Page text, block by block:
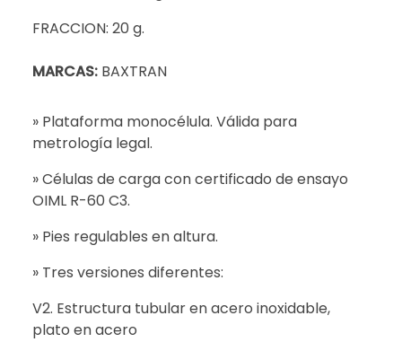
FRACCION: 20 g.
MARCAS: BAXTRAN
» Plataforma monocélula. Válida para
metrología legal.
» Células de carga con certificado de ensayo
OIML R-60 C3.
» Pies regulables en altura.
» Tres versiones diferentes:
V2. Estructura tubular en acero inoxidable,
plato en acero